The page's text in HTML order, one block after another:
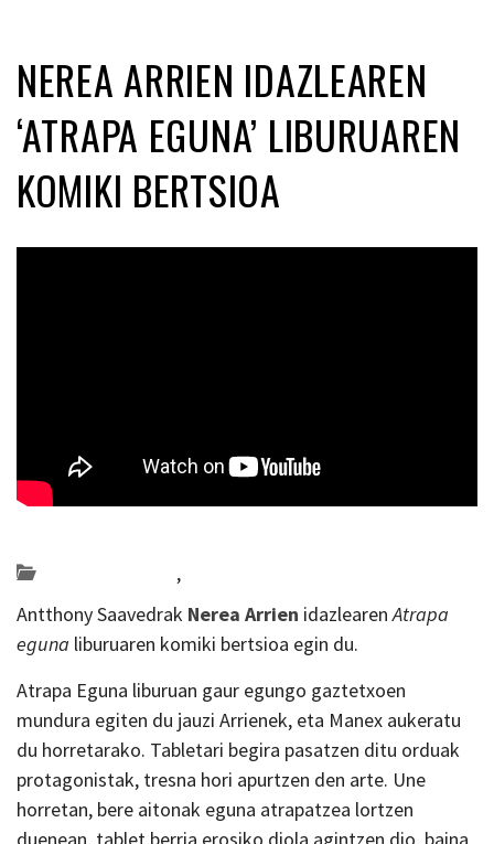
NEREA ARRIEN IDAZLEAREN
‘ATRAPA EGUNA’ LIBURUAREN
KOMIKI BERTSIOA
,
Antthony Saavedrak Nerea Arrien idazlearenAtrapa
eguna liburuaren komiki bertsioa egin du.
Atrapa Eguna liburuan gaur egungo gaztetxoen
mundura egiten du jauzi Arrienek, eta Manex aukeratu
du horretarako. Tabletari begira pasatzen ditu orduak
protagonistak, tresna hori apurtzen den arte. Une
horretan, bere aitonak eguna atrapatzea lortzen